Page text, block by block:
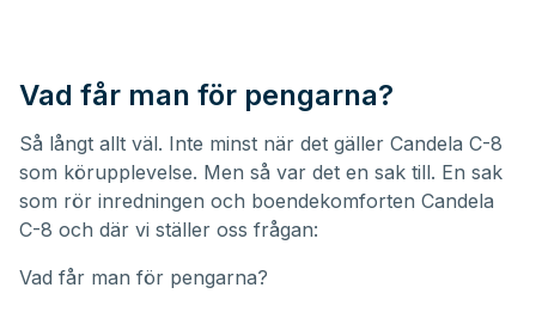
Vad får man för pengarna?
Så långt allt väl. Inte minst när det gäller Candela C-8
som körupplevelse. Men så var det en sak till. En sak
som rör inredningen och boendekomforten Candela
C-8 och där vi ställer oss frågan:
Vad får man för pengarna?